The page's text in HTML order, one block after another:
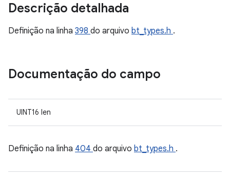
Descrição detalhada
Definição na linha 398 do arquivo bt_types.h .
Documentação do campo
UINT16 len
Definição na linha 404 do arquivo bt_types.h .